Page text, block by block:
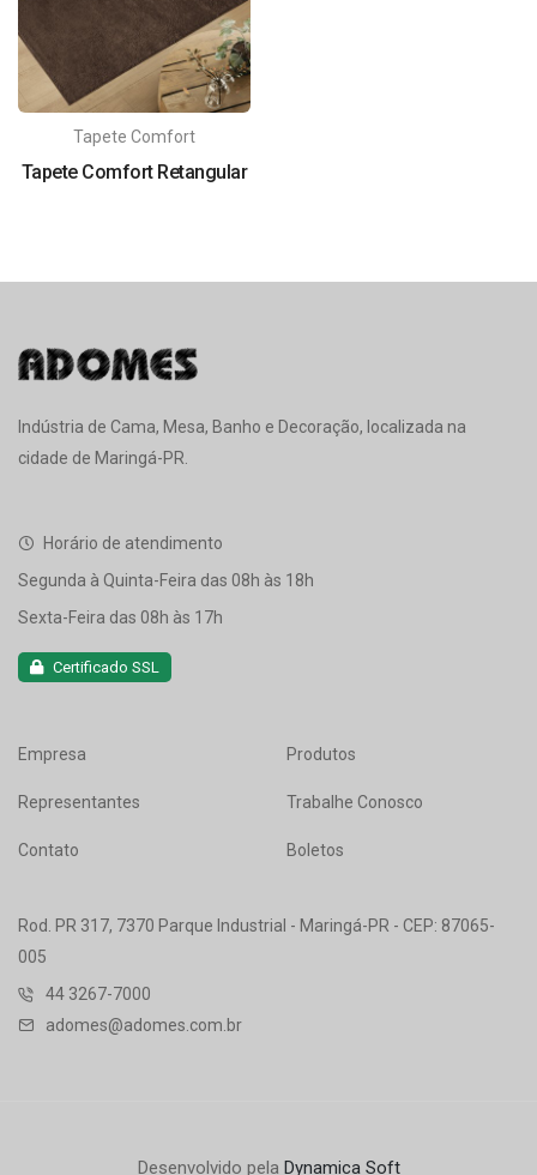
Tapete Comfort
Tapete Comfort Retangular
Indústria de Cama, Mesa, Banho e Decoração, localizada na
cidade de Maringá-PR.
Horário de atendimento
Segunda à Quinta-Feira das 08h às 18h
Sexta-Feira das 08h às 17h
Certificado SSL
Empresa Produtos
Representantes Trabalhe Conosco
Contato Boletos
Rod. PR 317, 7370 Parque Industrial - Maringá-PR - CEP: 87065-
005
44 3267-7000
adomes@adomes.com.br
Desenvolvido pela Dynamica Soft